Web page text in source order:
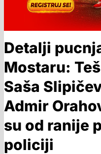
Detalji
Mostaru:
Saša
Admir
su od ranije
policiji